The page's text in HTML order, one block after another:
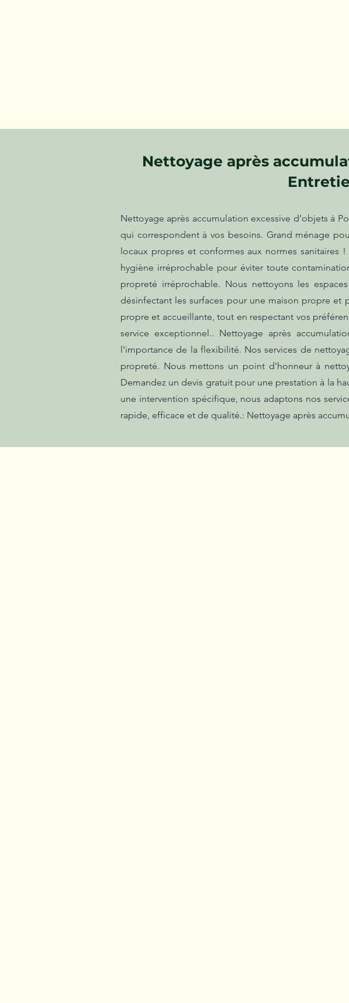
Nettoyage après
Nettoyage après accumulation excessive d’objets à
qui correspondent à vos besoins. Grand ménage
locaux propres et conformes aux normes sanitaires
hygiène irréprochable pour éviter toute
propreté irréprochable. Nous nettoyons les
désinfectant les surfaces pour une maison propre
propre et accueillante, tout en respectant vos
service exceptionnel.. Nettoyage après
l'importance de la flexibilité. Nos services de
propreté. Nous mettons un point d'honneur à
Demandez un devis gratuit pour une prestation à la
une intervention spécifique, nous adaptons nos
rapide, efficace et de qualité.: Nettoyage après